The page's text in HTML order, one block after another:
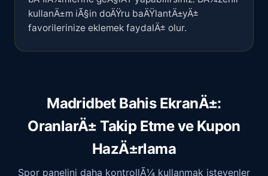
kullanÄ±m iÃ§in doÄŸru baÄŸlantÄ±yÄ±
favorilerinize eklemek faydalÄ± olur.
Madridbet Bahis EkranÄ±:
OranlarÄ± Takip Etme ve Kupon
HazÄ±rlama
Spor panelini daha kontrollÃ¼ kullanmak isteyenler